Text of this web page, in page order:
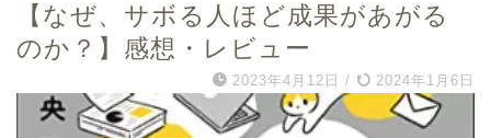
【なぜ、サボる人ほど成果があがる
のか？】感想・レビュー
2023年4月12日 / 2024年1月6日